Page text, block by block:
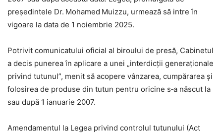
preşedintele Dr. Mohamed Muizzu, urmează să intre în
vigoare la data de 1 noiembrie 2025.
Potrivit comunicatului oficial al biroului de presă, Cabinetul
a decis punerea în aplicare a unei „interdicţii generaţionale
privind tutunul”, menit să acopere vânzarea, cumpărarea şi
folosirea de produse din tutun pentru oricine s‑a născut la
sau după 1 ianuarie 2007.
Amendamentul la Legea privind controlul tutunului (Act